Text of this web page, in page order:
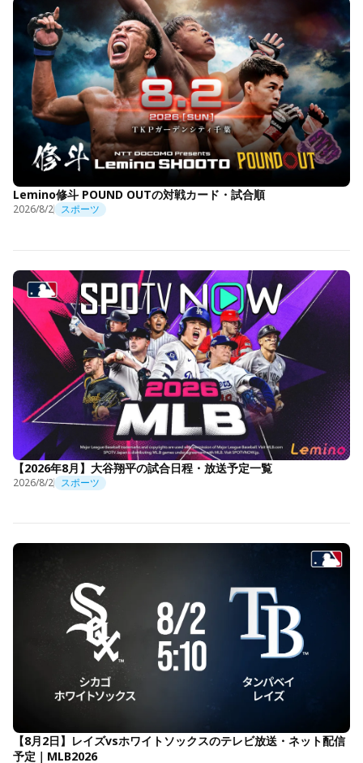
Lemino修斗 POUND OUTの対戦カード・試合順
2026/8/2 スポーツ
【2026年8月】大谷翔平の試合日程・放送予定一覧
2026/8/2 スポーツ
【8月2日】レイズvsホワイトソックスのテレビ放送・ネット配信
予定｜MLB2026